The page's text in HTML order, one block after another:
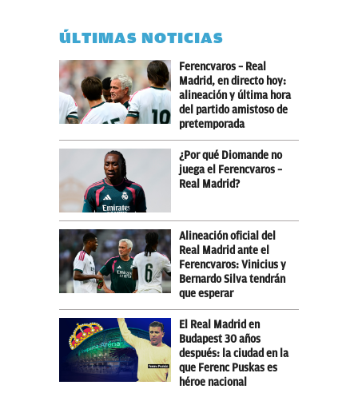
ÚLTIMAS NOTICIAS
Ferencvaros – Real
Madrid, en directo hoy:
alineación y última hora
del partido amistoso de
pretemporada
¿Por qué Diomande no
juega el Ferencvaros –
Real Madrid?
Alineación oficial del
Real Madrid ante el
Ferencvaros: Vinicius y
Bernardo Silva tendrán
que esperar
El Real Madrid en
Budapest 30 años
después: la ciudad en la
que Ferenc Puskas es
héroe nacional